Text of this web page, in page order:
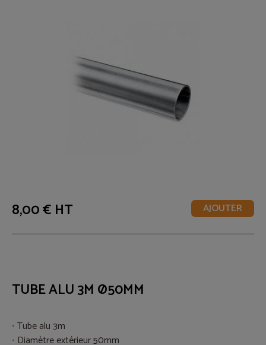
8,00 € HT AJOUTER
TUBE ALU 3M Ø50MM
Tube alu 3m
Diamètre extérieur 50mm